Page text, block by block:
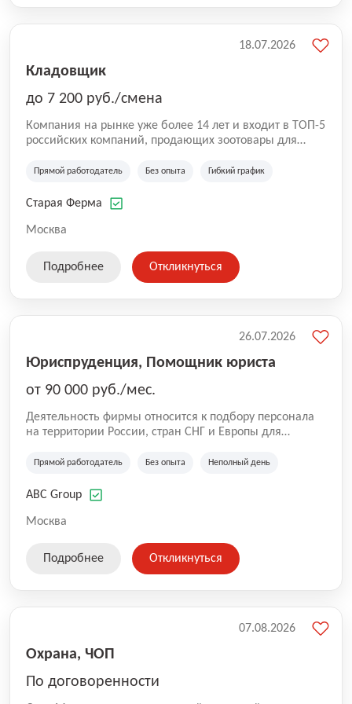
Кладовщик
до 7 200 руб./смена
Компания на рынке уже более 14 лет и входит в ТОП-5
российских компаний, продающих зоотовары для
компания владеет 5 розничными магазинами, а также
России (Wildberries, Ozon, Яндекс. Маркет и
на глобальной доставке товаров по всей территории
SKU, премиальные бренды кормов и собственные
Прямой работодатель Без опыта Гибкий график
Старая Ферма
Москва
18.07.2026
Подробнее Откликнуться
Юриспруденция, Помощник юриста
от 90 000 руб./мес.
Деятельность фирмы относится к подбору персонала
на территории России, стран СНГ и Европы для
культуре и развлечениям, информационным
Прямой работодатель Без опыта Неполный день
ABC Group
Москва
26.07.2026
Подробнее Откликнуться
Охрана, ЧОП
По договоренности
07.08.2026